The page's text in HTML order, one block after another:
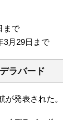
まで
3月29日まで
ラバード
発表された。